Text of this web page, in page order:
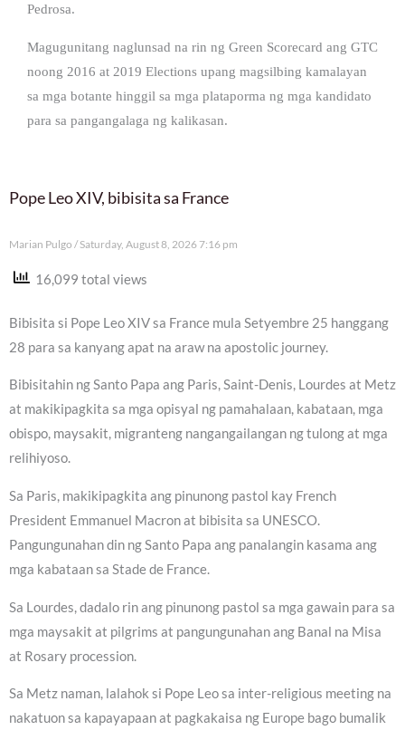
Pedrosa.
Magugunitang naglunsad na rin ng Green Scorecard ang GTC
noong 2016 at 2019 Elections upang magsilbing kamalayan
sa mga botante hinggil sa mga plataporma ng mga kandidato
para sa pangangalaga ng kalikasan.
Pope Leo XIV, bibisita sa France
Marian Pulgo Saturday, August 8, 2026 7:16 pm
16,099 total views
Bibisita si Pope Leo XIV sa France mula Setyembre 25 hanggang
28 para sa kanyang apat na araw na apostolic journey.
Bibisitahin ng Santo Papa ang Paris, Saint-Denis, Lourdes at Metz
at makikipagkita sa mga opisyal ng pamahalaan, kabataan, mga
obispo, maysakit, migranteng nangangailangan ng tulong at mga
relihiyoso.
Sa Paris, makikipagkita ang pinunong pastol kay French
President Emmanuel Macron at bibisita sa UNESCO.
Pangungunahan din ng Santo Papa ang panalangin kasama ang
mga kabataan sa Stade de France.
Sa Lourdes, dadalo rin ang pinunong pastol sa mga gawain para sa
mga maysakit at pilgrims at pangungunahan ang Banal na Misa
at Rosary procession.
Sa Metz naman, lalahok si Pope Leo sa inter-religious meeting na
nakatuon sa kapayapaan at pagkakaisa ng Europe bago bumalik